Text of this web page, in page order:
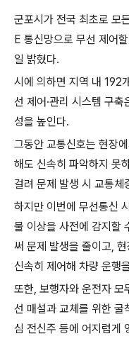
군포시가 전국 최초로 모
E 통신망으로 무선 제어
일 밝혔다.
시에 의하면 지역 내 192
선 제어·관리 시스템 구
성을 높인다.
그동안 교통신호는 현장
해도 신속히 파악하지 못
걸려 문제 발생 시 교통체
하지만 이번에 무선통신
물 이상을 사전에 감지할
써 문제 발생을 줄이고,
신속히 제어해 차량 운행
또한, 보행자와 운전자 모
선 매설과 교체를 위한 굴
심 전신주 등에 어지럽게